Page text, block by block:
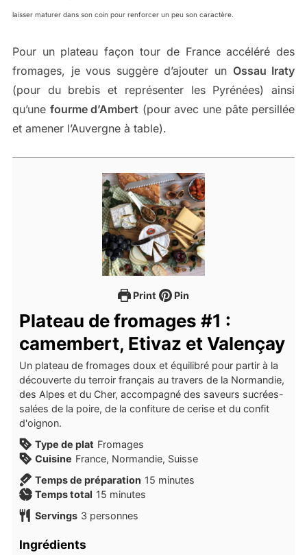
laisser maturer dans son coin pour renforcer un peu son caractère.
Pour un plateau façon tour de France accéléré des
fromages, je vous suggère d’ajouter un Ossau Iraty
(pour du brebis et représenter les Pyrénées) ainsi
qu’une fourme d’Ambert (pour avec une pâte persillée
et amener l’Auvergne à table).
Print Pin
Plateau de fromages #1 :
camembert, Etivaz et Valençay
Un plateau de fromages doux et équilibré pour partir à la
découverte du terroir français au travers de la Normandie,
des Alpes et du Cher, accompagné des saveurs sucrées-
salées de la poire, de la confiture de cerise et du confit
d'oignon.
Type de plat Fromages
Cuisine France, Normandie, Suisse
Temps de préparation 15 minutes
minutes
Temps total 15 minutes
minutes
Servings 3 personnes
Ingrédients